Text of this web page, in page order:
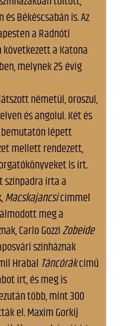
Békéscsabán is. Az
a Radnóti
következett a Katona
melynek 25 évig
németül, oroszul,
és angolul. Két és
lépett
mellett rendezett,
is írt.
színpadra írta a
Macskajancsicímmel
meg a
Carlo GozziZobeide
színháznak
Hrabal Táncórákcímű
írt, és meg is
több, mint 300
el. Maxim Gorkij